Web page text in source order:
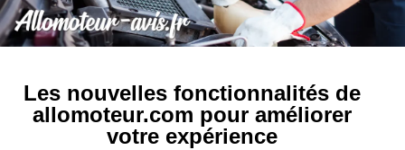
Les nouvelles fonctionnalités de
allomoteur.com pour améliorer
votre expérience